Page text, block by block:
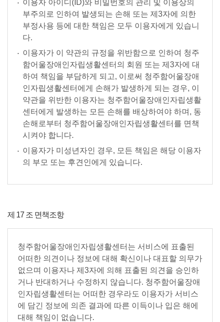
이용자 아이디(ID)와 비밀번호의 관리 및 이용상의
부주의로 인하여 발생되는 손해 또는 제3자에 의한
부정사용 등에 대한 책임은 모두 이용자에게 있습니
다.
이용자가 이 약관의 규정을 위반함으로 인하여 청주
함어울장애인자립생활센터의 회원 또는 제3자에 대
하여 책임을 부담하게 되고, 이로써 청주함어울장애
인자립생활센터에게 손해가 발생하게 되는 경우, 이
약관을 위반한 이용자는 청주함어울장애인자립생활
센터에게 발생하는 모든 손해를 배상하여야 하며, 동
손해로부터 청주함어울장애인자립생활센터를 면책
시켜야 합니다.
이용자가 미성년자인 경우, 모든 책임은 해당 이용자
의 부모 또는 후견인에게 있습니다.
제 17 조 면책조항
청주함어울장애인자립생활센터는 서비스에 표출된
어떠한 의견이나 정보에 대해 확신이나 대표할 의무가
없으며 이용자나 제3자에 의해 표출된 의견을 승인하
거나 반대하거나 수정하지 않습니다. 청주함어울장애
인자립생활센터는 어떠한 경우라도 이용자가 서비스
에 담긴 정보에 의존 결과에 따른 이득이나 입은 해에
대해 책임이 없습니다.